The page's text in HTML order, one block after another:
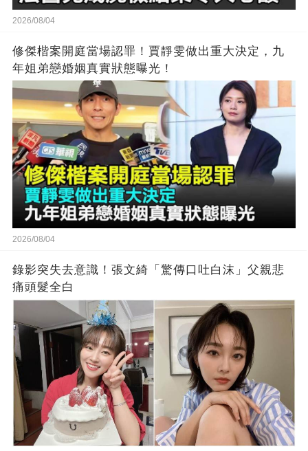
2026/08/04
修傑楷案開庭當場認罪！賈靜雯做出重大決定，九
年姐弟戀婚姻真實狀態曝光！
2026/08/04
錄影突失去意識！張文綺「驚傳口吐白沫」父親悲
痛頭髮全白